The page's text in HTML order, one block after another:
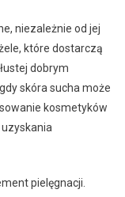
niezależnie od jej
które dostarczą
dobrym
skóra sucha może
kosmetyków
pielęgnacji.